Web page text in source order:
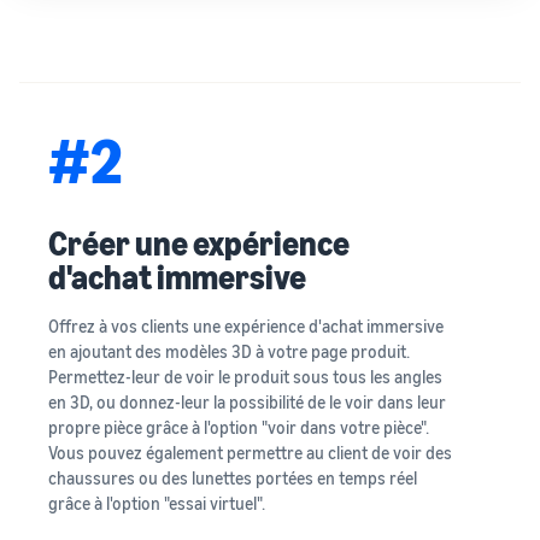
#2
Créer une expérience
d'achat immersive
Offrez à vos clients une expérience d'achat immersive
en ajoutant des modèles 3D à votre page produit.
Permettez-leur de voir le produit sous tous les angles
en 3D, ou donnez-leur la possibilité de le voir dans leur
propre pièce grâce à l'option "voir dans votre pièce".
Vous pouvez également permettre au client de voir des
chaussures ou des lunettes portées en temps réel
grâce à l'option "essai virtuel".